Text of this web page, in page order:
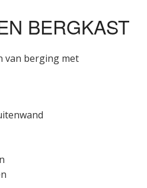
BERGKAST
van berging met